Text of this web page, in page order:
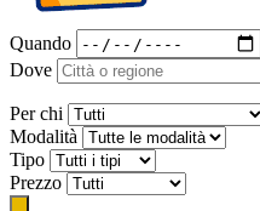
Quando
Dove
Per chi
Modalità
Tipo
Prezzo